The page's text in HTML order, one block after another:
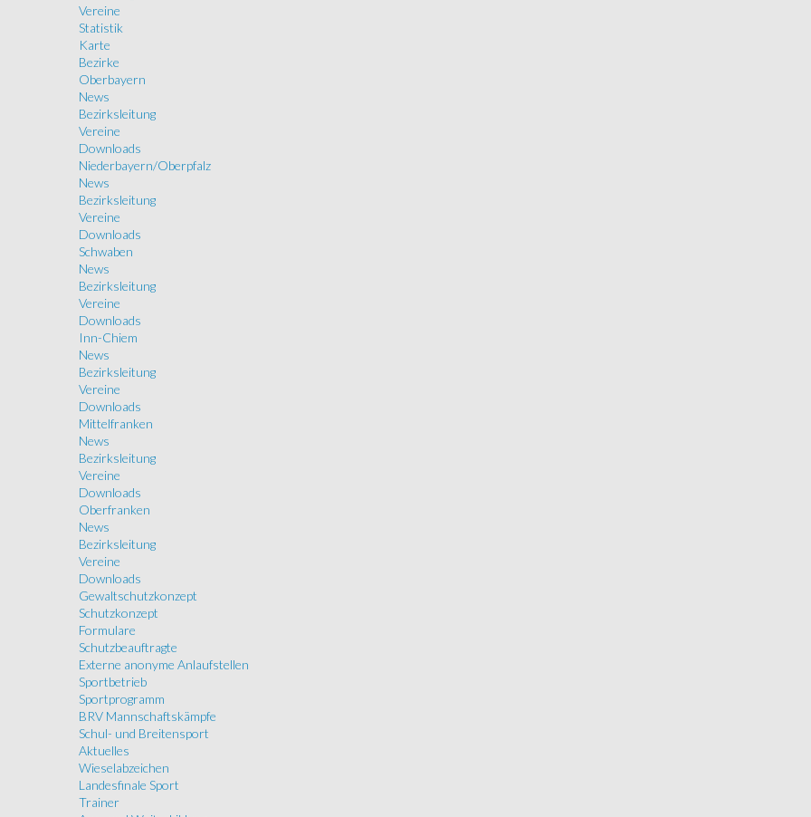
Vereine
Statistik
Karte
Bezirke
Oberbayern
News
Bezirksleitung
Vereine
Downloads
Niederbayern/Oberpfalz
News
Bezirksleitung
Vereine
Downloads
Schwaben
News
Bezirksleitung
Vereine
Downloads
Inn-Chiem
News
Bezirksleitung
Vereine
Downloads
Mittelfranken
News
Bezirksleitung
Vereine
Downloads
Oberfranken
News
Bezirksleitung
Vereine
Downloads
Gewaltschutzkonzept
Schutzkonzept
Formulare
Schutzbeauftragte
Externe anonyme Anlaufstellen
Sportbetrieb
Sportprogramm
BRV Mannschaftskämpfe
Schul- und Breitensport
Aktuelles
Wieselabzeichen
Landesfinale Sport
Trainer